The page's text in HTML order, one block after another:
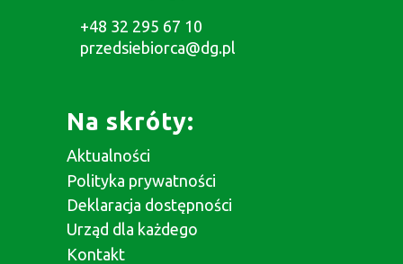
+48 32 295 67 10
przedsiebiorca@dg.pl
Na skróty:
Aktualności
Polityka prywatności
Deklaracja dostępności
Urząd dla każdego
Kontakt